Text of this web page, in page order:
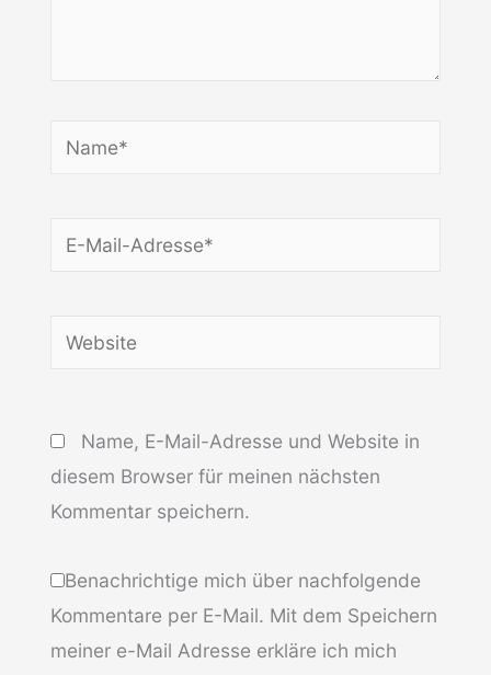
Name*
E-
Website
Name, E-Mail-Adresse und Website in
diesem Browser für meinen nächsten
Kommentar speichern.
Benachrichtige mich über nachfolgende
Kommentare per E-Mail. Mit dem Speichern
meiner e-Mail Adresse erkläre ich mich